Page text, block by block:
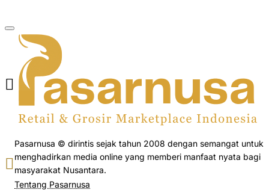
Pasarnusa © dirintis sejak tahun 2008 dengan semangat untuk
menghadirkan media online yang memberi manfaat nyata bagi
masyarakat Nusantara.
Tentang Pasarnusa